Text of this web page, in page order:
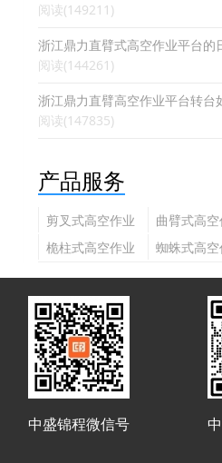
阅读(149211)
浙江鼎力直臂式高空作业平台的
阅读(144261)
浙江鼎力直臂高空作业平台转台
阅读(147835)
产品服务
剪叉式高空作业
平台
曲臂式高
平台
桅柱式高空作业
蜘蛛式高空
中盛锦程微信号